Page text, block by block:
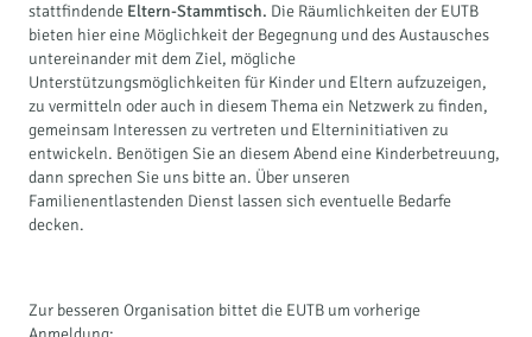
stattfindende Eltern-Stammtisch. Die Räumlichkeiten der EUTB
bieten hier eine Möglichkeit der Begegnung und des Austausches
untereinander mit dem Ziel, mögliche
Unterstützungsmöglichkeiten für Kinder und Eltern aufzuzeigen,
zu vermitteln oder auch in diesem Thema ein Netzwerk zu finden,
gemeinsam Interessen zu vertreten und Elterninitiativen zu
entwickeln. Benötigen Sie an diesem Abend eine Kinderbetreuung,
dann sprechen Sie uns bitte an. Über unseren
Familienentlastenden Dienst lassen sich eventuelle Bedarfe
decken.
Zur besseren Organisation bittet die EUTB um vorherige